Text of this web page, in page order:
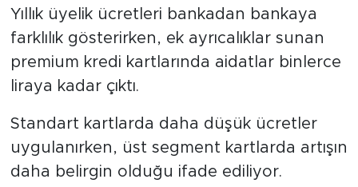
Yıllık üyelik ücretleri bankadan bankaya
farklılık gösterirken, ek ayrıcalıklar sunan
premium kredi kartlarında aidatlar binlerce
liraya kadar çıktı.
Standart kartlarda daha düşük ücretler
uygulanırken, üst segment kartlarda artışın
daha belirgin olduğu ifade ediliyor.